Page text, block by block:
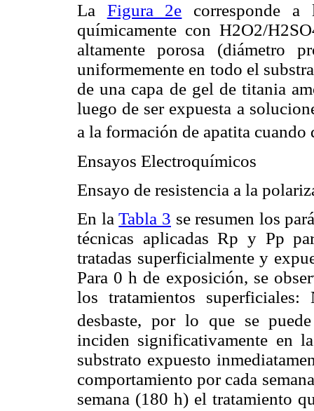
La Figura 2e corresponde a
químicamente con H2O2/
altamente porosa (diámetro
uniformemente en todo el
de una capa de gel de titania
luego de ser expuesta a
a la formación de apatita cuando
Ensayos Electroquímicos
Ensayo de resistencia a la
En laTabla 3 se resumen los
técnicas aplicadas Rp y Pp
tratadas superficialmente y
Para 0 h de exposición, se
los tratamientos
desbaste, por lo que se
inciden significativamente en
substrato expuesto
comportamiento por cada
semana (180 h) el tratamiento